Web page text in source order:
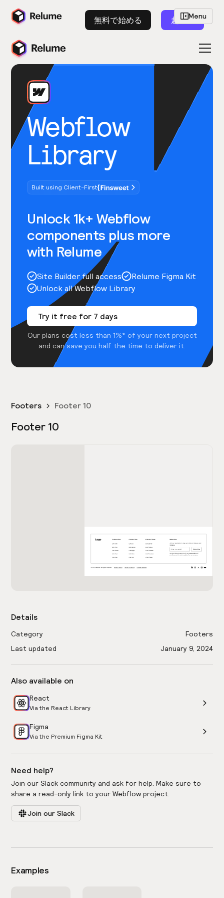
無料で始める 起動
Webflow
Library
Built using Client-First
Unlock 1k+ Webflow
components plus more
with Relume
Site Builder full access
Relume Figma Kit
Unlock all Webflow Library
Try it free for 7 days
Our plans cost less than 1%* of your next project
and can save you half the time to deliver it.
Menu
Footers Footer 10
Footer 10
Details
Category
Footers
Last updated
January 9, 2024
Also available on
React
Via the React Library
Figma
Via the Premium Figma Kit
Need help?
Join our Slack community and ask for help. Make sure to
share a read-only link to your Webflow project.
Join our Slack
Examples